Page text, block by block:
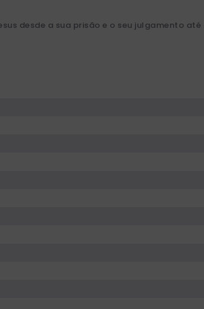
desde a sua prisão e o seu julgamento até